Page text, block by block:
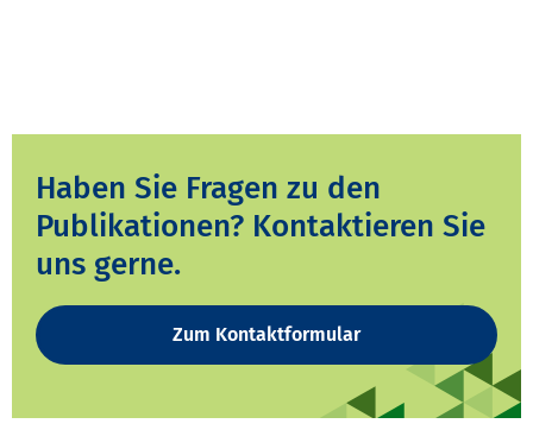
Haben Sie Fragen zu den
Publikationen? Kontaktieren Sie
uns gerne.
Zum Kontaktformular